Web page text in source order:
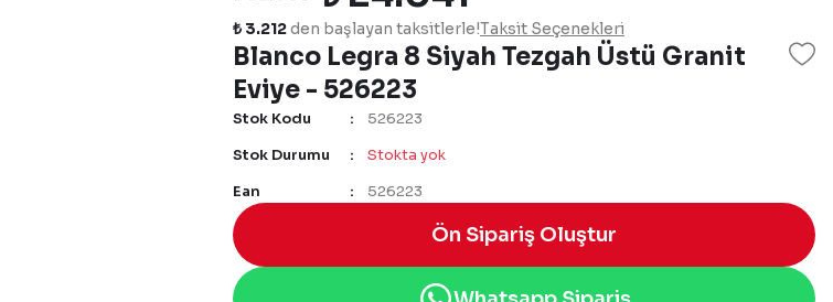
Blanco Legra 8 Siyah Tezgah Üstü Granit
Eviye - 526223
₺ 3.212den başlayan taksitlerle!Taksit Seçenekleri
Stok Kodu
526223
Stok Durumu
Stokta yok
Ean
526223
Ön Sipariş Oluştur